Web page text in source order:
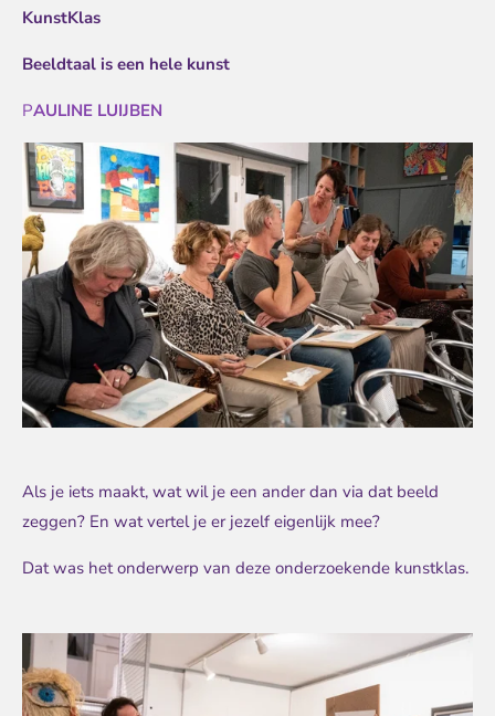
KunstKlas
Beeldtaal is een hele kunst
PAULINE LUIJBEN
Als je iets maakt, wat wil je een ander dan via dat beeld
zeggen? En wat vertel je er jezelf eigenlijk mee?
Dat was het onderwerp van deze onderzoekende kunstklas.